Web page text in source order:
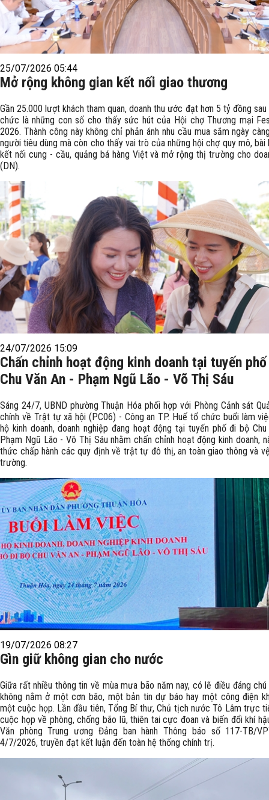
25/07/2026 05:44
Mở rộng không gian kết nối giao thương
Gần 25.000 lượt khách tham quan, doanh thu ước đạt hơn 5 tỷ đồng
chức là những con số cho thấy sức hút của Hội chợ Thương mại
2026. Thành công này không chỉ phản ánh nhu cầu mua sắm ngày
người tiêu dùng mà còn cho thấy vai trò của những hội chợ quy mô, bài
kết nối cung - cầu, quảng bá hàng Việt và mở rộng thị trường cho
(DN).
24/07/2026 15:09
Chấn chỉnh hoạt động kinh doanh tại tuyến
Chu Văn An - Phạm Ngũ Lão - Võ Thị Sáu
Sáng 24/7, UBND phường Thuận Hóa phối hợp với Phòng Cảnh sát
chính về Trật tự xã hội (PC06) - Công an TP. Huế tổ chức buổi làm
hộ kinh doanh, doanh nghiệp đang hoạt động tại tuyến phố đi bộ
Phạm Ngũ Lão - Võ Thị Sáu nhằm chấn chỉnh hoạt động kinh doanh,
thức chấp hành các quy định về trật tự đô thị, an toàn giao thông và
trường.
19/07/2026 08:27
Gìn giữ không gian cho nước
Giữa rất nhiều thông tin về mùa mưa bão năm nay, có lẽ điều đáng
không nằm ở một cơn bão, một bản tin dự báo hay một công điện
một cuộc họp. Lần đầu tiên, Tổng Bí thư, Chủ tịch nước Tô Lâm trực
cuộc họp về phòng, chống bão lũ, thiên tai cực đoan và biến đổi khí
Văn phòng Trung ương Đảng ban hành Thông báo số 117-TB/
4/7/2026, truyền đạt kết luận đến toàn hệ thống chính trị.